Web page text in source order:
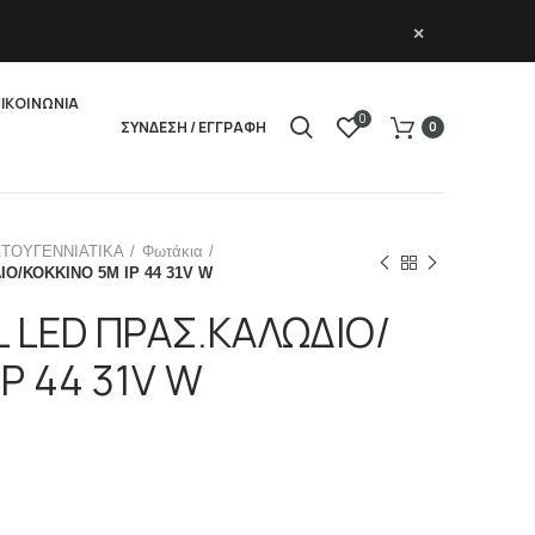
ΣΥΝΔΕΣΗ / ΕΓΓΡΑΦΗ 0
0
Φωτάκια
ΚΟΚΚΙΝΟ 5Μ ΙΡ 44 31V W
LED ΠΡΑΣ.ΚΑΛΩΔΙΟ/
44 31V W
×